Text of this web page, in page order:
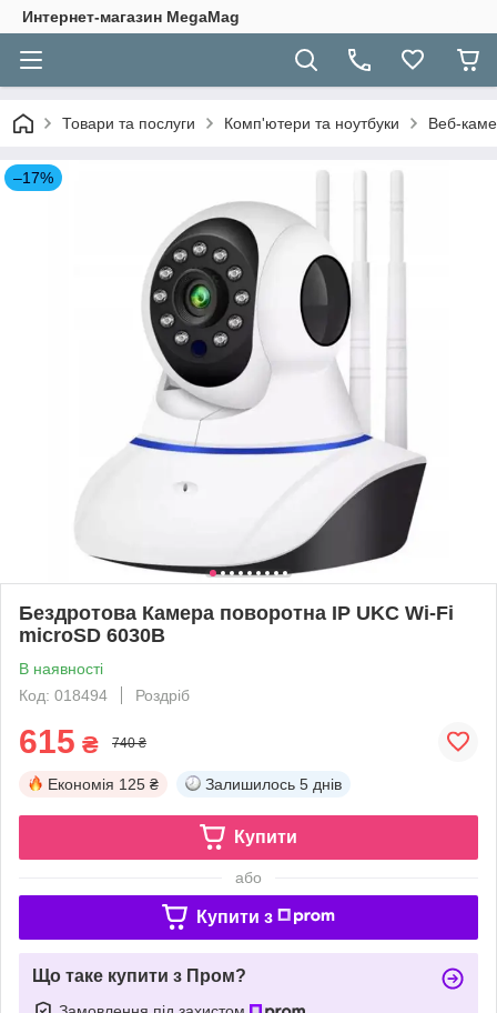
Интернет-магазин MegaMag
Товари та послуги Комп'ютери та ноутбуки Веб-
–17%
Бездротова Камера поворотна IP UKC Wi-Fi
microSD 6030B
В наявності
Код: 018494
Роздріб
615 ₴ 740 ₴
Економія 125 ₴ Залишилось 5 днів
Купити
або
Купити з
Що таке купити з Пром?